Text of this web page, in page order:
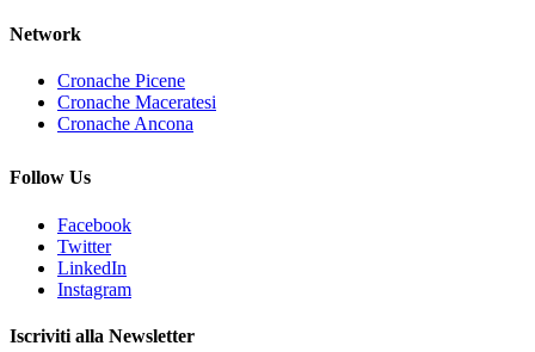
Network
Cronache Picene
Cronache Maceratesi
Cronache Ancona
Follow Us
Facebook
Twitter
LinkedIn
Instagram
Iscriviti alla Newsletter